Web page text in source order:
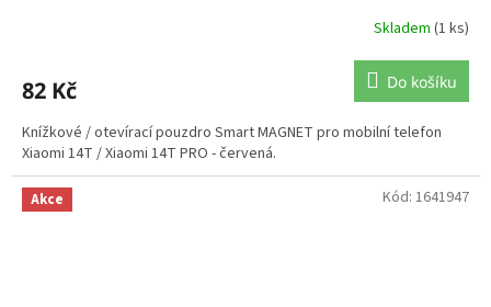
Skladem (1 ks)
82 Kč Do košíku
Knížkové / otevírací pouzdro Smart MAGNET pro mobilní telefon
Xiaomi 14T / Xiaomi 14T PRO - červená.
Akce Kód: 1641947